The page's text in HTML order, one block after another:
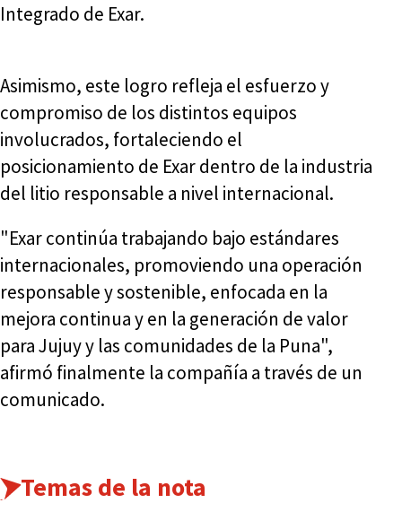
Integrado de Exar.
Asimismo, este logro refleja el esfuerzo y
compromiso de los distintos equipos
involucrados, fortaleciendo el
posicionamiento de Exar dentro de la industria
del litio responsable a nivel internacional.
"Exar continúa trabajando bajo estándares
internacionales, promoviendo una operación
responsable y sostenible, enfocada en la
mejora continua y en la generación de valor
para Jujuy y las comunidades de la Puna",
afirmó finalmente la compañía a través de un
comunicado.
Temas de la nota